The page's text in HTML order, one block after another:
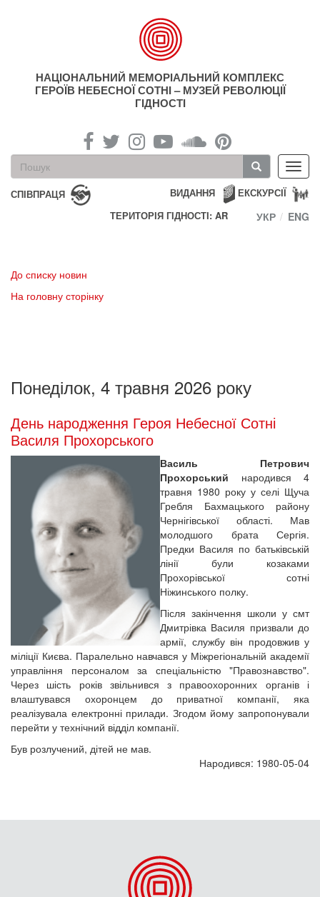
НАЦІОНАЛЬНИЙ МЕМОРІАЛЬНИЙ КОМПЛЕКС
ГЕРОЇВ НЕБЕСНОЇ СОТНІ – МУЗЕЙ РЕВОЛЮЦІЇ
ГІДНОСТІ
Пошукова
форма
Пошук
СПІВПРАЦЯ ЕКСКУРСІЇ
ВИДАННЯ
ТЕРИТОРІЯ ГІДНОСТІ: AR
УКР ENG
До списку новин
На головну сторінку
Понеділок, 4 травня 2026 року
День народження Героя Небесної Сотні
Василя Прохорського
Василь Петрович
Прохорський народився 4
травня 1980 року у селі Щуча
Гребля Бахмацького району
Чернігівської області. Мав
молодшого брата Сергія.
Предки Василя по батьківській
лінії були козаками
Прохорівської сотні
Ніжинського полку.
Після закінчення школи у смт
Дмитрівка Василя призвали до
армії, службу він продовжив у
міліції Києва. Паралельно навчався у Міжрегіональній академії
управління персоналом за спеціальністю "Правознавство".
Через шість років звільнився з правоохоронних органів і
влаштувався охоронцем до приватної компанії, яка
реалізувала електронні прилади. Згодом йому запропонували
перейти у технічний відділ компанії.
Був розлучений, дітей не мав.
Народився: 1980-05-04